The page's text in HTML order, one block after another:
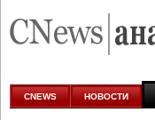
аналитике
CNEWS НОВОСТИ